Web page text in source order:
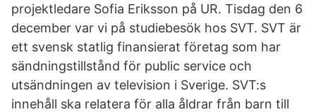
projektledare Sofia Eriksson på UR. Tisdag den 6
december var vi på studiebesök hos SVT. SVT är
ett svensk statlig finansierat företag som har
sändningstillstånd för public service och
utsändningen av television i Sverige. SVT:s
innehåll ska relatera för alla åldrar från barn till